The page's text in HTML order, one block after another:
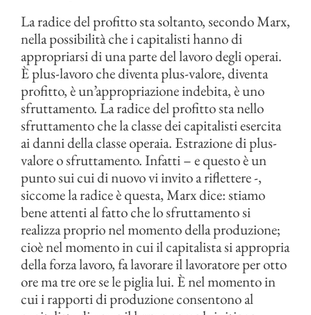
La radice del profitto sta soltanto, secondo Marx,
nella possibilità che i capitalisti hanno di
appropriarsi di una parte del lavoro degli operai.
È plus-lavoro che diventa plus-valore, diventa
profitto, è un’appropriazione indebita, è uno
sfruttamento. La radice del profitto sta nello
sfruttamento che la classe dei capitalisti esercita
ai danni della classe operaia. Estrazione di plus-
valore o sfruttamento. Infatti – e questo è un
punto sui cui di nuovo vi invito a riflettere -,
siccome la radice è questa, Marx dice: stiamo
bene attenti al fatto che lo sfruttamento si
realizza proprio nel momento della produzione;
cioè nel momento in cui il capitalista si appropria
della forza lavoro, fa lavorare il lavoratore per otto
ore ma tre ore se le piglia lui. È nel momento in
cui i rapporti di produzione consentono al